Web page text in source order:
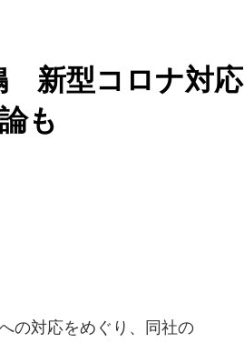
新型コロナ対応
も
の対応をめぐり、同社の